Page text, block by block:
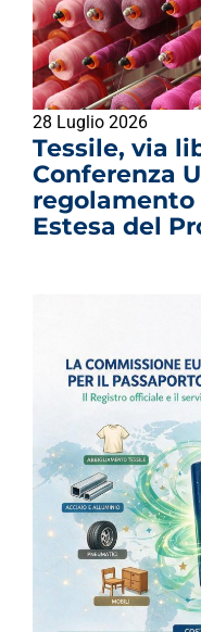
28 Luglio 2026
Tessile, via
Conferenza
regolamento
Estesa del